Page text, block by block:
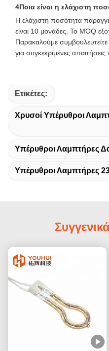
4Ποια είναι η ελάχιστη
Η ελάχιστη ποσότητα
είναι 10 μονάδες. Το MOQ
Παρακαλούμε
για συγκεκριμένες
Ετικέτες:
Χρυσοί Υπέρυθροι
Υπέρυθροι Λαμπτήρες
Υπέρυθροι Λαμπτήρες